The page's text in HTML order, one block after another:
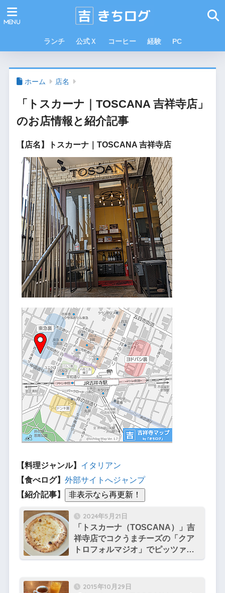
ランチ 公式Ｘ コーヒー 経験 PC
ホーム 店名
「トスカーナ｜TOSCANA 吉祥寺店」
のお店情報と紹介記事
【店名】トスカーナ｜TOSCANA 吉祥寺店
【料理ジャンル】 イタリアン
【食べログ】 外部サイトへジャンプ
【紹介記事】
2024年5月21日
「トスカーナ（TOSCANA）」吉
祥寺店でコクうまチーズの「クア
トロフォルマジオ」でピッツァラ
ンチを楽しむ
2015年10月29日